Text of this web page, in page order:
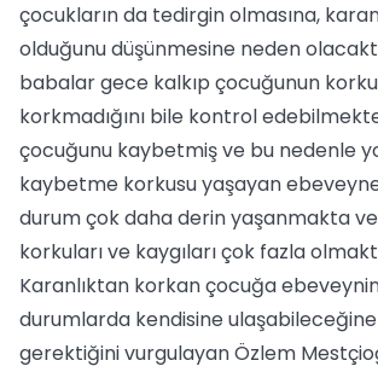
çocukların da tedirgin olmasına,
olduğunu düşünmesine neden
babalar gece kalkıp çocuğunun
korkmadığını bile kontrol
çocuğunu kaybetmiş ve bu nedenle
kaybetme korkusu yaşayan
durum çok daha derin yaşanmakta
korkuları ve kaygıları çok fazla
Karanlıktan korkan çocuğa
durumlarda kendisine ulaşabileceğine
gerektiğini vurgulayan Özlem